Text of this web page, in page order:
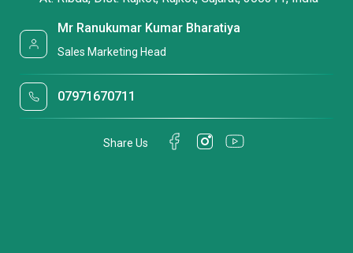
Mr Ranukumar Kumar Bharatiya
Sales Marketing Head
07971670711
Share Us